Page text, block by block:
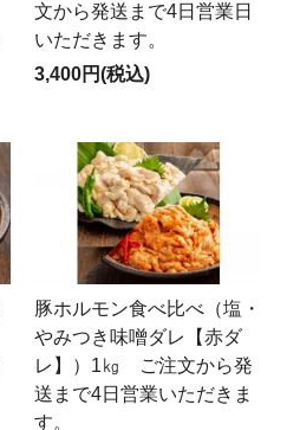
文から発送まで4日営業日
いただきます。
3,400円(税込)
豚ホルモン食べ比べ（塩・
やみつき味噌ダレ【赤ダ
レ】）1㎏ ご注文から発
送まで4日営業いただきま
す。